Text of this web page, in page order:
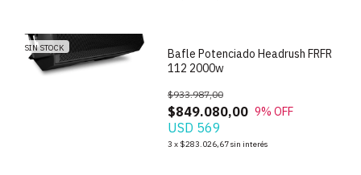
SIN STOCK
Bafle Potenciado Headrush FRFR
112 2000w
$849.080,00
$933.987,00
9% OFF
USD 569
3 x $283.026,67sin interés